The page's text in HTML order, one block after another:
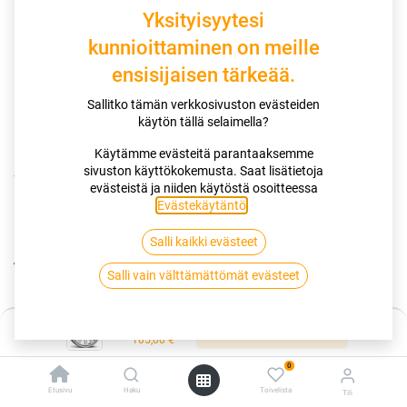
105,00€
Etusivu Haku
0
Toivelista Tili
Kauppa
Peltivanteet
ALCAR HYBRIDRAD 01 SILVER 6.5x16 5/114.3 ET41 CB66
ALCAR HYBRIDRAD 01 SILVER
6.5x16 5/114.3 ET41 CB66
105,00€/ kpl
Saatavilla
Yksityisyytesi
kunnioittaminen on meille
ensisijaisen tärkeää.
Sallitko tämän verkkosivuston evästeiden
käytön tällä selaimella?
Käytämme evästeitä parantaaksemme
sivuston käyttökokemusta. Saat lisätietoja
evästeistä ja niiden käytöstä osoitteessa
Evästekäytäntö
Salli kaikki evästeet
Salli vain välttämättömät evästeet